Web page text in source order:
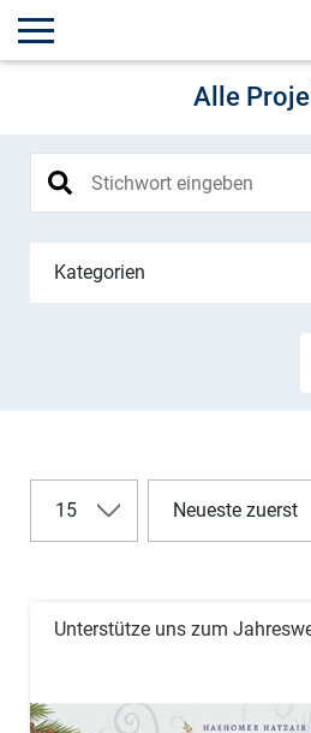
Alle
Kategorien
15 Neueste zuerst
Unterstütze uns zum